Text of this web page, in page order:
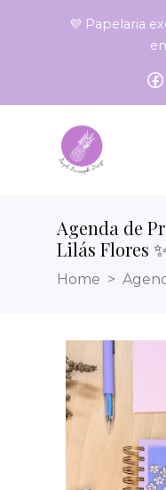
💜 Papelaria
Agenda de
Lilás Flores
Home